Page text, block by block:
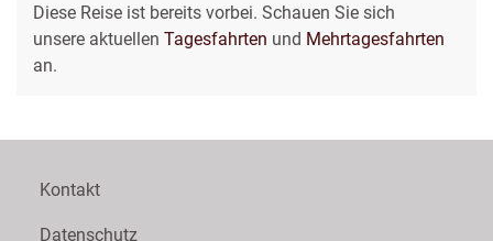
Diese Reise ist bereits vorbei. Schauen Sie sich
unsere aktuellen Tagesfahrten und Mehrtagesfahrten
an.
Kontakt
Datenschutz